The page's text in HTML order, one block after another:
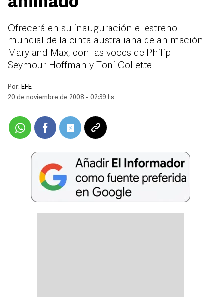
Ofrecerá en su inauguración el estreno
mundial de la cinta australiana de animación
Mary and Max, con las voces de Philip
Seymour Hoffman y Toni Collette
Por: EFE
20 de noviembre de 2008 - 02:39 hs